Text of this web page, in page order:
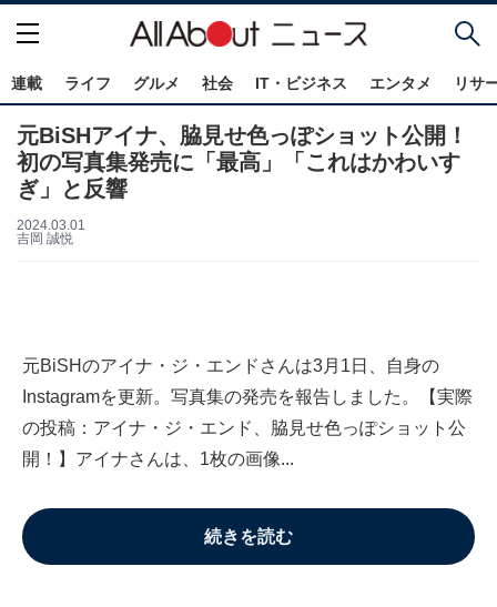
連載 ライフ グルメ 社会 IT・ビジネス エンタメ リサ
元BiSHアイナ、脇見せ色っぽショット公開！
初の写真集発売に「最高」「これはかわいす
ぎ」と反響
2024.03.01
吉岡 誠悦
元BiSHのアイナ・ジ・エンドさんは3月1日、自身の
Instagramを更新。写真集の発売を報告しました。【実際
の投稿：アイナ・ジ・エンド、脇見せ色っぽショット公
開！】アイナさんは、1枚の画像...
続きを読む